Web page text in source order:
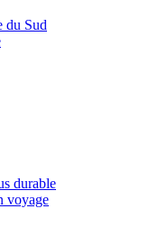
du Sud
durable
voyage